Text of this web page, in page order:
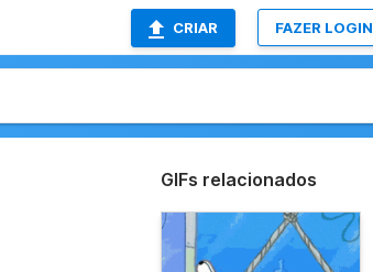
CRIAR FAZER LOGIN
GIFs relacionados